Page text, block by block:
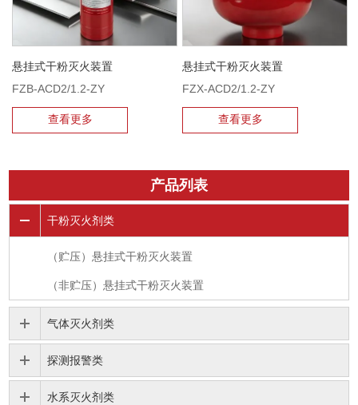
悬挂式干粉灭火装置
FZB-ACD2/1.2-ZY
查看更多
悬挂式干粉灭火装置
FZX-ACD2/1.2-ZY
查看更多
产品列表
干粉灭火剂类
（贮压）悬挂式干粉灭火装置
（非贮压）悬挂式干粉灭火装置
气体灭火剂类
探测报警类
水系灭火剂类